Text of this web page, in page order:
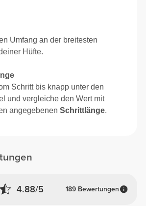
4.88/5 189 Bewertungen
Umfang an der breitesten
Hüfte.
Schritt bis knapp unter den
und vergleiche den Wert mit
angegebenenSchrittlänge.